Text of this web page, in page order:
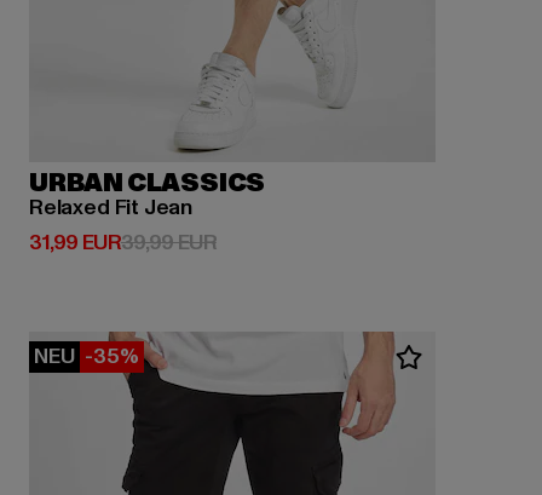
URBAN CLASSICS
Relaxed Fit Jean
31,99 EUR
Derzeitiger Preis: 31,99 EUR
39,99 EURAktionspreis: 39,99 EUR
NEU -35%